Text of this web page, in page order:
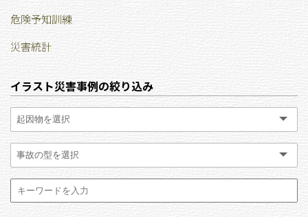
危険予知訓練
災害統計
イラスト災害事例の絞り込み